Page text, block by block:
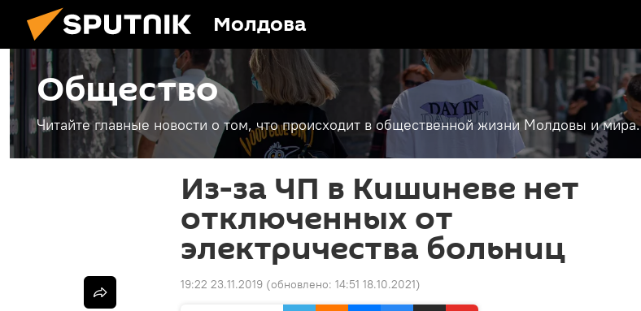
Молдова
Общество
Читайте главные новости о том, что происходит в общественной жизни Молдовы и мира.
Из-за ЧП в Кишиневе нет
отключенных от
электричества больниц
19:22 23.11.2019 (обновлено: 14:51 18.10.2021)